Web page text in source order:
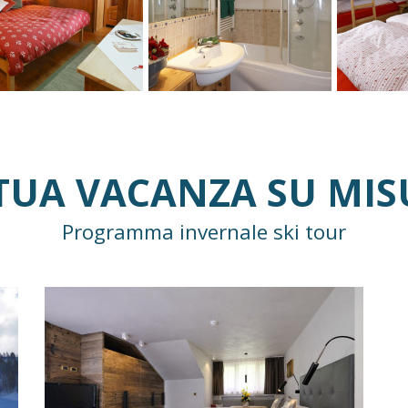
VACANZA SU
Programma invernale ski tour